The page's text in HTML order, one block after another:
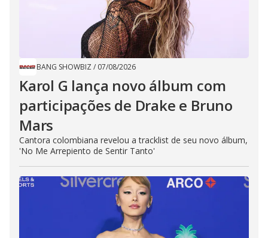
BANG SHOWBIZ / 07/08/2026
Karol G lança novo álbum com
participações de Drake e Bruno
Mars
Cantora colombiana revelou a ​tracklist de seu novo álbum,
'No Me Arrepiento de Sentir Tanto'